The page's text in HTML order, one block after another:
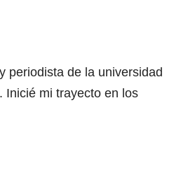
periodista de la universidad
Inicié mi trayecto en los